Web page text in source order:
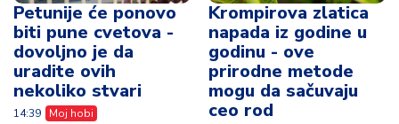
Petunije će ponovo
biti pune cvetova -
dovoljno je da
uradite ovih
nekoliko stvari
14:39 Moj hobi
Krompirova zlatica
napada iz godine u
godinu - ove
prirodne metode
mogu da sačuvaju
ceo rod